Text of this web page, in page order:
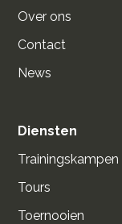
Over ons
Contact
News
Diensten
Trainingskampen
Tours
Toernooien